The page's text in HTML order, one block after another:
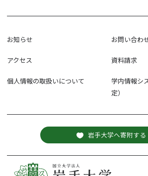
お知らせ お問い合わ
アクセス 資料請求
個人情報の取扱いについて
学内情報シ
定）
岩手大学へ寄附する